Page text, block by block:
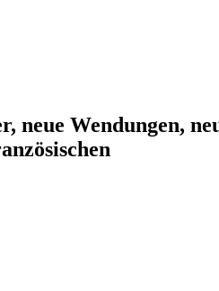
neue Wendungen,